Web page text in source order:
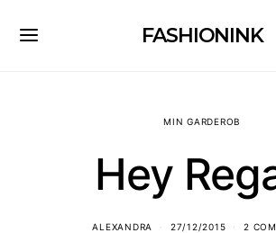
FASHIONINK
MIN GARDEROB
Hey
ALEXANDRA 27/12/2015 2